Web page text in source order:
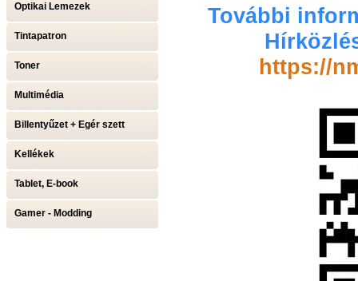
Optikai Lemezek
Tintapatron
Toner
Multimédia
Billentyűzet + Egér szett
Kellékek
Tablet, E-book
Gamer - Modding
További
https://